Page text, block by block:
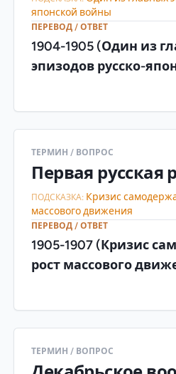
японской войны
ПЕРЕВОД / ОТВЕТ
1904-1905 (Один из
эпизодов русско-
ТЕРМИН / ВОПРОС
Первая русская
ПОДСКАЗКА: Кризис
массового движения
ПЕРЕВОД / ОТВЕТ
1905-1907 (Кризис
рост массового
ТЕРМИН / ВОПРОС